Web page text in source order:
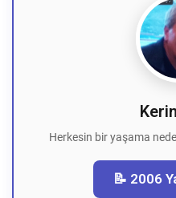
Herkesin bir yaşama
📝 2006